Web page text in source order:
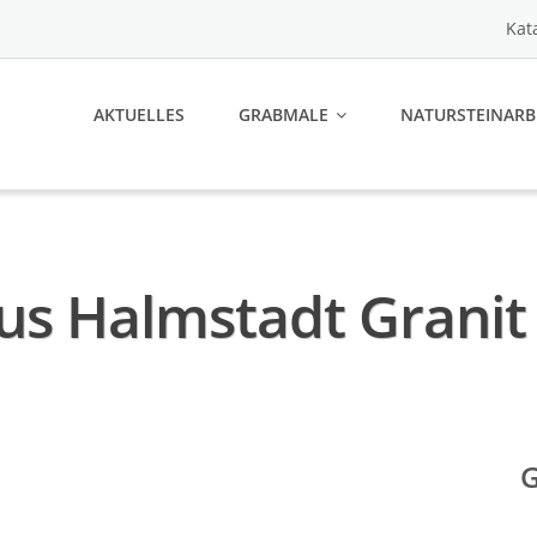
AKTUELLES GRABMALE
Halmstadt Granit